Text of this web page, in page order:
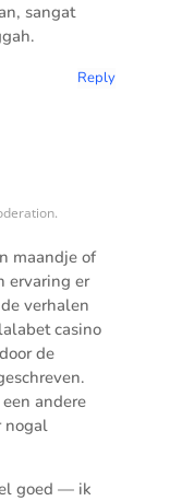
sangat
Reply
maandje of
ervaring er
verhalen
casino
de
andere
nogal
goed — ik